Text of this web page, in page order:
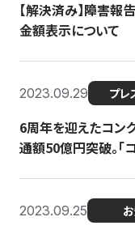
【解決済み】障害
金額表示について
2023.09.29 プレ
6周年を迎えたコン
通額50億円突破。
2023.09.25